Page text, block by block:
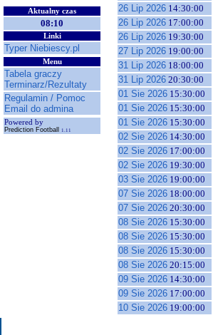
Aktualny czas
08:10
Linki
Typer Niebiescy.pl
Menu
Tabela graczy
Terminarz/Rezultaty
Regulamin / Pomoc
Email do admina
Powered by
Prediction Football 1.11
26 Lip 2026 14:30:00
26 Lip 2026 17:00:00
26 Lip 2026 19:30:00
27 Lip 2026 19:00:00
31 Lip 2026 18:00:00
31 Lip 2026 20:30:00
01 Sie 2026 15:30:00
01 Sie 2026 15:30:00
01 Sie 2026 15:30:00
02 Sie 2026 14:30:00
02 Sie 2026 17:00:00
02 Sie 2026 19:30:00
03 Sie 2026 19:00:00
07 Sie 2026 18:00:00
07 Sie 2026 20:30:00
08 Sie 2026 15:30:00
08 Sie 2026 15:30:00
08 Sie 2026 15:30:00
08 Sie 2026 20:15:00
09 Sie 2026 14:30:00
09 Sie 2026 17:00:00
10 Sie 2026 19:00:00